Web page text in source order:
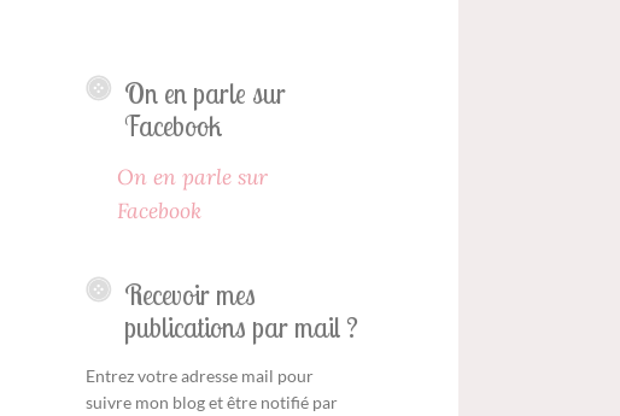
On en parle sur
Facebook
On en parle sur
Facebook
Recevoir mes
publications par mail ?
Entrez votre adresse mail pour
suivre mon blog et être notifié par